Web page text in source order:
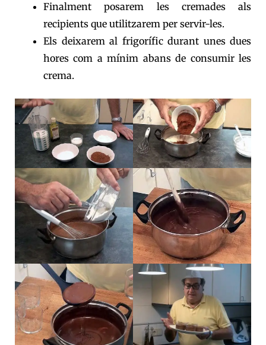
Finalment posarem les cremades als
recipients que utilitzarem per servir-les.
Els deixarem al frigorífic durant unes dues
hores com a mínim abans de consumir les
crema.